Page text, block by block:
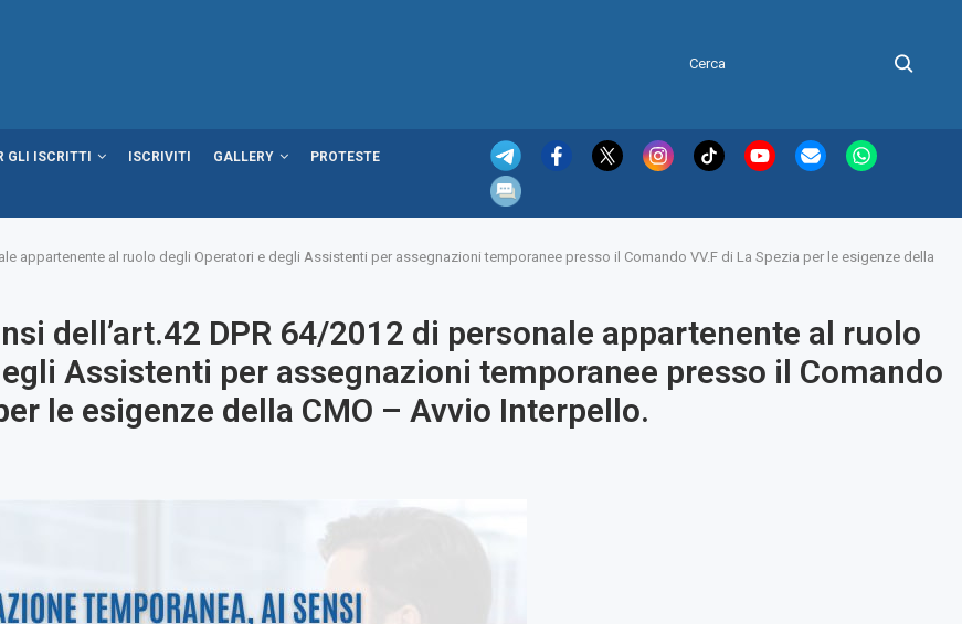
GLI ISCRITTI ISCRIVITI GALLERY PROTESTE
appartenente al ruolo degli Operatori e degli Assistenti per assegnazioni temporanee presso il Comando VV.F di La Spezia per le esigenze della
dell’art.42 DPR 64/2012 di personale appartenente al ruolo
Assistenti per assegnazioni temporanee presso il Comando
le esigenze della CMO – Avvio Interpello.